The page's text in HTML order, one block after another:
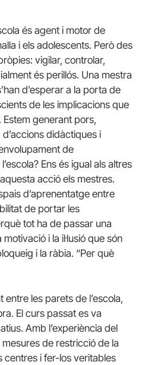
és agent i motor de
i els adolescents. Però des
vigilar, controlar,
és perillós. Una mestra
d’esperar a la porta de
de les implicacions que
Estem generant pors,
didàctiques i
de
Ens és igual als altres
acció els mestres.
d’aprenentatge entre
de portar les
tot ha de passar una
i la il·lusió que són
i la ràbia. “Per què
les parets de l’escola,
El curs passat es va
Amb l’experiència del
de restricció de la
centres i fer-los veritables